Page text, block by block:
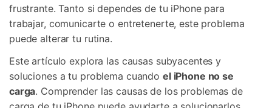
frustrante. Tanto si dependes de tu iPhone para
trabajar, comunicarte o entretenerte, este problema
puede alterar tu rutina.
Este artículo explora las causas subyacentes y
soluciones a tu problema cuando el iPhone no se
carga. Comprender las causas de los problemas de